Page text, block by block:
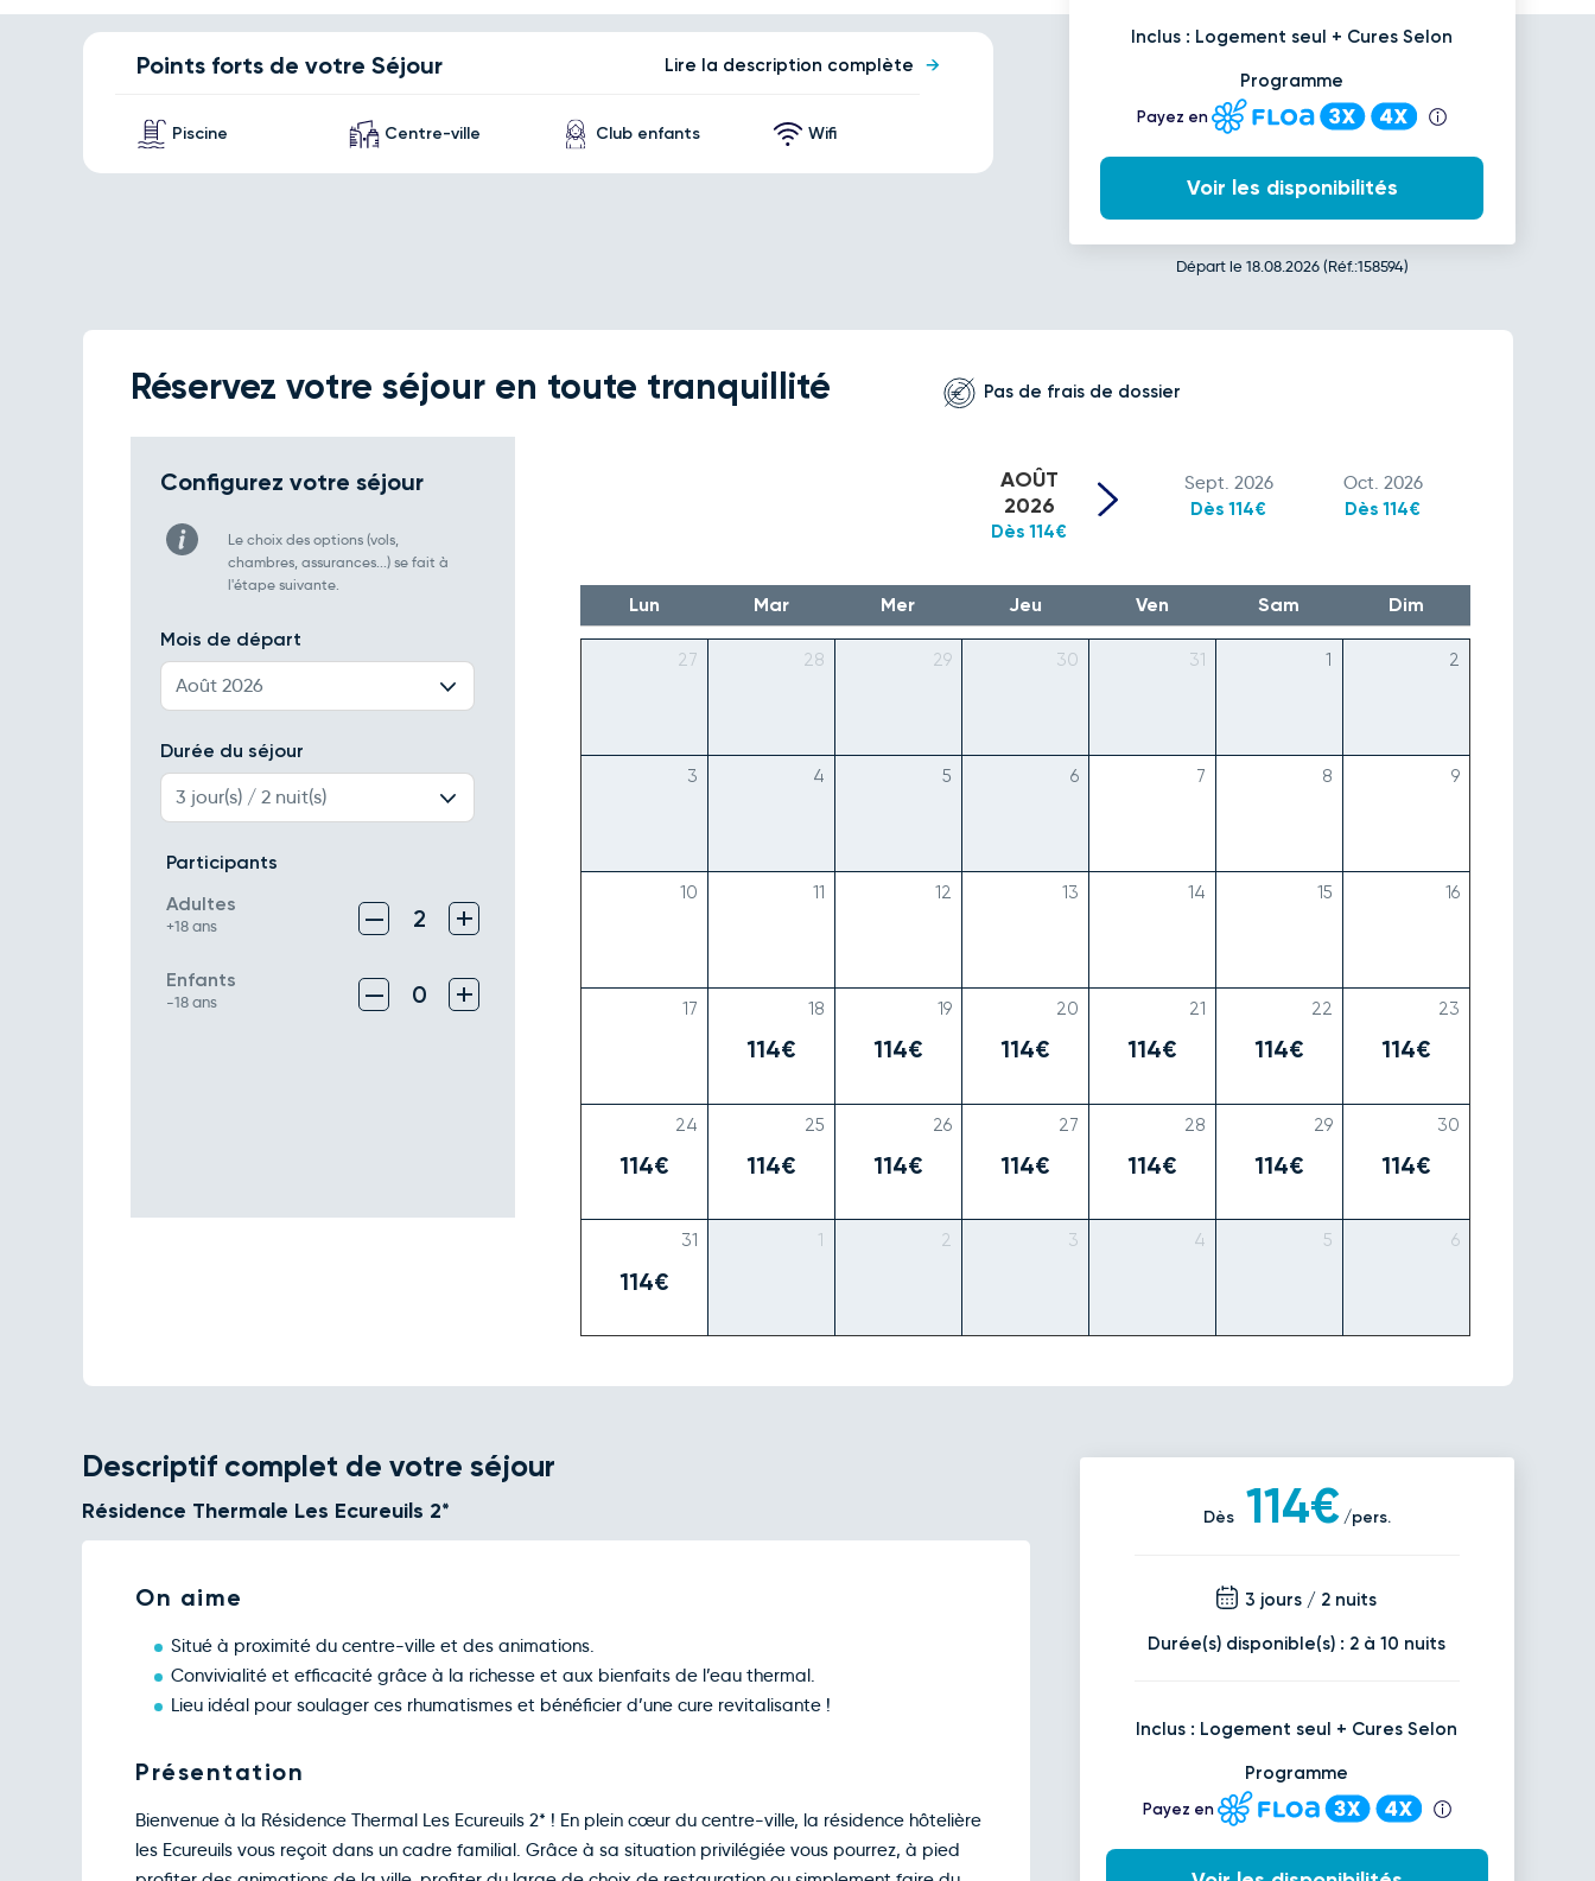
Points forts de votre Séjour Lire la description complète
Piscine Centre-ville Club enfants Wifi
Inclus : Logement seul + Cures Selon
Programme
Payez en
Voir les disponibilités
Départ le 18.08.2026 (Réf.:158594)
Réservez votre séjour en toute tranquillité Pas de frais de dossier
Configurez votre séjour
Le choix des options (vols,
chambres, assurances...) se fait à
l'étape suivante.
Mois de départ
Août 2026
Durée du séjour
3 jour(s) / 2 nuit(s)
Participants
Adultes
+18 ans – 2 +
Enfants
-18 ans – 0 +
AOÛT
2026
Dès 114€
Sept. 2026
Dès 114€
Oct. 2026
Dès 114€
114€ 114€ 114€ 114€ 114€ 114€
114€ 114€ 114€ 114€ 114€ 114€ 114€
114€
Lun Mar Mer Jeu Ven Sam Dim
27 28 29 30 31 1 2
3 4 5 6 7 8 9
10 11 12 13 14 15 16
17 18 19 20 21 22 23
24 25 26 27 28 29 30
31 1 2 3 4 5 6
Descriptif complet de votre séjour
Résidence Thermale Les Ecureuils 2*
On aime
Situé à proximité du centre-ville et des animations.
Convivialité et efficacité grâce à la richesse et aux bienfaits de l’eau thermal.
Lieu idéal pour soulager ces rhumatismes et bénéficier d’une cure revitalisante !
Présentation
Bienvenue à la Résidence Thermal Les Ecureuils 2* ! En plein cœur du centre-ville, la résidence hôtelière
les Ecureuils vous reçoit dans un cadre familial. Grâce à sa situation privilégiée vous pourrez, à pied
Dès114€ /pers.
3 jours / 2 nuits
Durée(s) disponible(s) : 2 à 10 nuits
Inclus : Logement seul + Cures Selon
Programme
Payez en